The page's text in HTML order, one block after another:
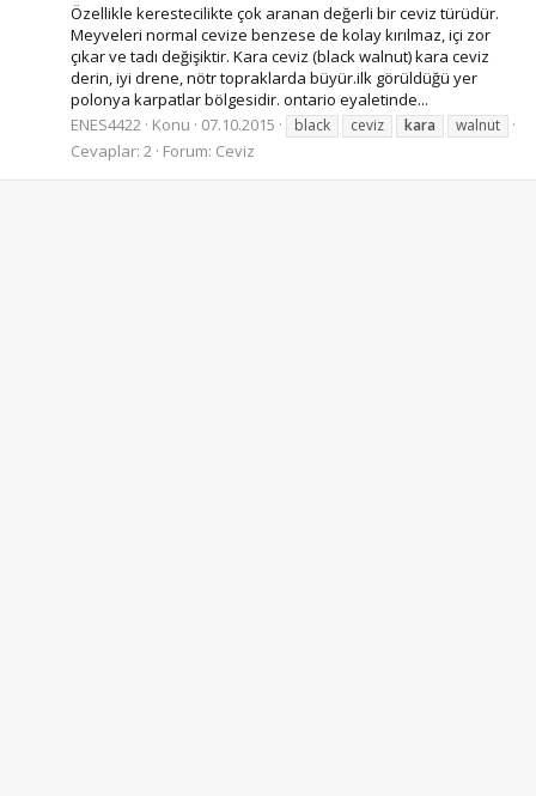
Özellikle kerestecilikte çok aranan değerli bir ceviz türüdür.
Meyveleri normal cevize benzese de kolay kırılmaz, içi zor
çıkar ve tadı değişiktir. Kara ceviz (black walnut) kara ceviz
derin, iyi drene, nötr topraklarda büyür.ilk görüldüğü yer
polonya karpatlar bölgesidir. ontario eyaletinde...
ENES4422 Konu 07.10.2015 black ceviz kara walnut
Cevaplar: 2 Forum: Ceviz